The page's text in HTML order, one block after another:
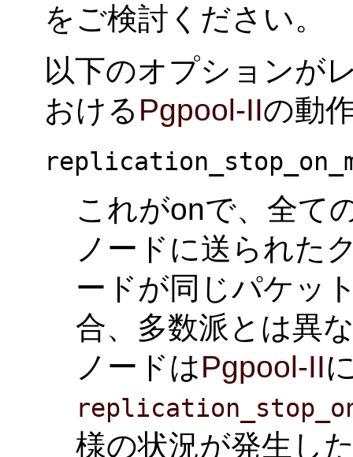
をご検討ください。
以下のオプションが
おける Pgpool-IIの動
これがonで、全て
ノードに送られた
ードが同じパケッ
合、多数派とは異
ノードはPgpool-II
様の状況が発生し